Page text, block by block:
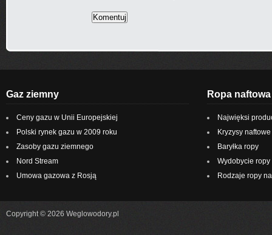
Gaz ziemny
Ceny gazu w Unii Europejskiej
Polski rynek gazu w 2009 roku
Zasoby gazu ziemnego
Nord Stream
Umowa gazowa z Rosją
Ropa naftowa
Najwięksi
Kryzysy naftowe
Baryłka ropy
Wydobycie
Rodzaje ropy
Copyright © 2026 Weglowodory.pl